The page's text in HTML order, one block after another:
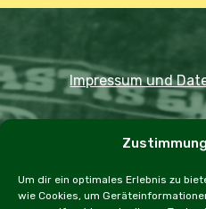
Um dir ein optimales Erlebnis zu
wie Cookies, um
Impressum und
Home Ausfahrten
Messen
Workshops